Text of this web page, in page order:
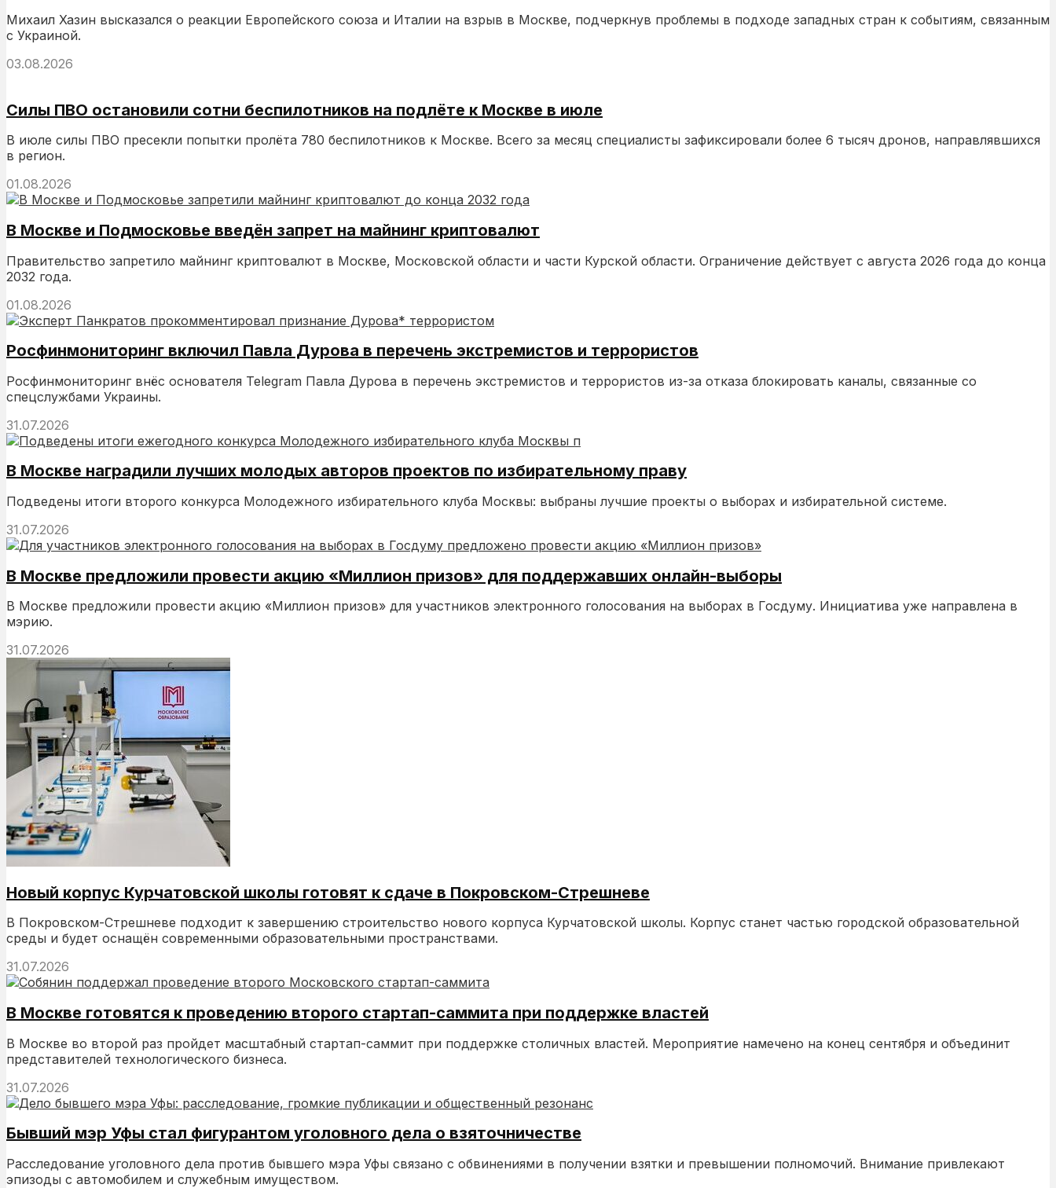
Михаил Хазин высказался о реакции Европейского союза и Италии на взрыв в Москве, подчеркнув проблемы в подходе западных стран к событиям, связанным
с Украиной.
03.08.2026
Силы ПВО остановили сотни беспилотников на подлёте к Москве в июле
В июле силы ПВО пресекли попытки пролёта 780 беспилотников к Москве. Всего за месяц специалисты зафиксировали более 6 тысяч дронов, направлявшихся
в регион.
01.08.2026
В Москве и Подмосковье введён запрет на майнинг криптовалют
Правительство запретило майнинг криптовалют в Москве, Московской области и части Курской области. Ограничение действует с августа 2026 года до конца
2032 года.
01.08.2026
Росфинмониторинг включил Павла Дурова в перечень экстремистов и террористов
Росфинмониторинг внёс основателя Telegram Павла Дурова в перечень экстремистов и террористов из-за отказа блокировать каналы, связанные со
спецслужбами Украины.
31.07.2026
В Москве наградили лучших молодых авторов проектов по избирательному праву
Подведены итоги второго конкурса Молодежного избирательного клуба Москвы: выбраны лучшие проекты о выборах и избирательной системе.
31.07.2026
В Москве предложили провести акцию «Миллион призов» для поддержавших онлайн-выборы
В Москве предложили провести акцию «Миллион призов» для участников электронного голосования на выборах в Госдуму. Инициатива уже направлена в
мэрию.
31.07.2026
Новый корпус Курчатовской школы готовят к сдаче в Покровском-Стрешневе
В Покровском-Стрешневе подходит к завершению строительство нового корпуса Курчатовской школы. Корпус станет частью городской образовательной
среды и будет оснащён современными образовательными пространствами.
31.07.2026
В Москве готовятся к проведению второго стартап-саммита при поддержке властей
В Москве во второй раз пройдет масштабный стартап-саммит при поддержке столичных властей. Мероприятие намечено на конец сентября и объединит
представителей технологического бизнеса.
31.07.2026
Бывший мэр Уфы стал фигурантом уголовного дела о взяточничестве
Расследование уголовного дела против бывшего мэра Уфы связано с обвинениями в получении взятки и превышении полномочий. Внимание привлекают
эпизоды с автомобилем и служебным имуществом.